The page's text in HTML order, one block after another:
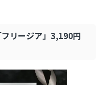
リージア」3,190円